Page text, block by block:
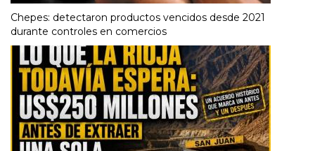
Chepes: detectaron productos vencidos desde 2021
durante controles en comercios